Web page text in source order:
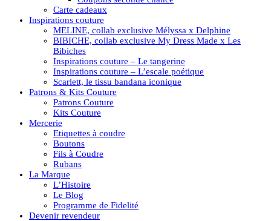
Carte cadeaux
Inspirations couture
MELINE, collab exclusive Mélyssa x Delphine
BIBICHE, collab exclusive My Dress Made x Les
Bibiches
Inspirations couture – Le tangerine
Inspirations couture – L’escale poétique
Scarlett, le tissu bandana iconique
Patrons & Kits Couture
Patrons Couture
Kits Couture
Mercerie
Etiquettes à coudre
Boutons
Fils à Coudre
Rubans
La Marque
L’Histoire
Le Blog
Programme de Fidelité
Devenir revendeur